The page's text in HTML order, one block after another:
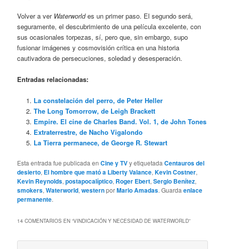
Volver a ver Waterworldes un primer paso. El segundo será,
seguramente, el descubrimiento de una película excelente, con
sus ocasionales torpezas, sí, pero que, sin embargo, supo
fusionar imágenes y cosmovisión crítica en una historia
cautivadora de persecuciones, soledad y desesperación.
Entradas relacionadas:
La constelación del perro, de Peter Heller
The Long Tomorrow, de Leigh Brackett
Empire. El cine de Charles Band. Vol. 1, de John Tones
Extraterrestre, de Nacho Vigalondo
La Tierra permanece, de George R. Stewart
Esta entrada fue publicada enCine y TVy etiquetadaCentauros del
desierto, El hombre que mató a Liberty Valance,Kevin Costner,
Kevin Reynolds,postapocalíptico, Roger Ebert,Sergio Benítez,
smokers,Waterworld,westernporMario Amadas. Guardaenlace
permanente.
14 COMENTARIOS EN “VINDICACIÓN Y NECESIDAD DE WATERWORLD”